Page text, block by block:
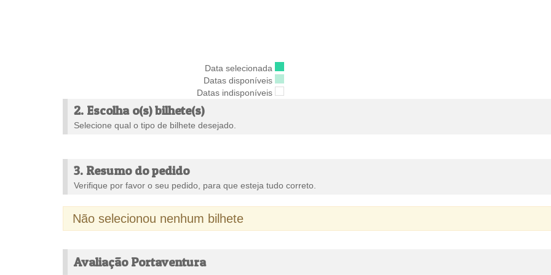
Data selecionada
Datas disponíveis
Datas indisponíveis
2. Escolha o(s) bilhete(s)
Selecione qual o tipo de bilhete desejado.
3. Resumo do pedido
Verifique por favor o seu pedido, para que esteja tudo correto.
Não selecionou nenhum bilhete
Avaliação Portaventura